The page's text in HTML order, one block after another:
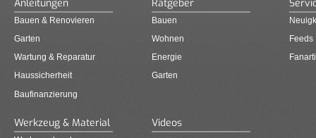
Anleitungen
Bauen & Renovieren
Garten
Wartung & Reparatur
Haussicherheit
Baufinanzierung
Ratgeber
Bauen
Wohnen
Energie
Garten
Feeds
Werkzeug & Material Videos